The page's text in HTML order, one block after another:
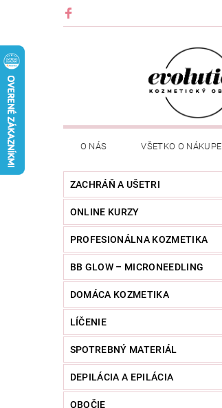
O NÁS VŠETKO O NÁKUPE
ZACHRÁŇ A UŠETRI
ONLINE KURZY
PROFESIONÁLNA KOZMETIKA
BB GLOW – MICRONEEDLING
DOMÁCA KOZMETIKA
LÍČENIE
SPOTREBNÝ MATERIÁL
DEPILÁCIA A EPILÁCIA
OBOČIE